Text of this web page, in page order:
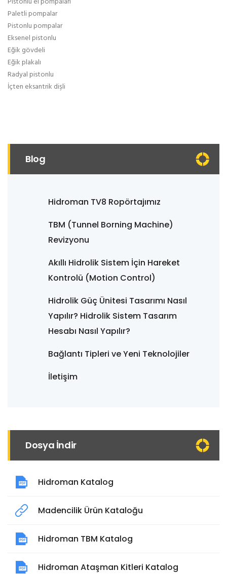
Paletli pompalar
Pistonlu pompalar
Eksenel pistonlu
Eğik gövdeli
Eğik plakalı
Radyal pistonlu
İçten eksantrik dişli
Blog
Hidroman TV8 Ropörtajımız
TBM (Tunnel Borning Machine)
Revizyonu
Akıllı Hidrolik Sistem İçin Hareket
Kontrolü (Motion Control)
Hidrolik Güç Ünitesi Tasarımı Nasıl
Yapılır? Hidrolik Sistem Tasarım
Hesabı Nasıl Yapılır?
Bağlantı Tipleri ve Yeni Teknolojiler
İletişim
Dosya İndir
Hidroman Katalog
Madencilik Ürün Kataloğu
Hidroman TBM Katalog
Hidroman Ataşman Kitleri Katalog